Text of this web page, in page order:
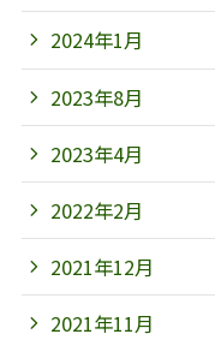
2024年1月
2023年8月
2023年4月
2022年2月
2021年12月
2021年11月